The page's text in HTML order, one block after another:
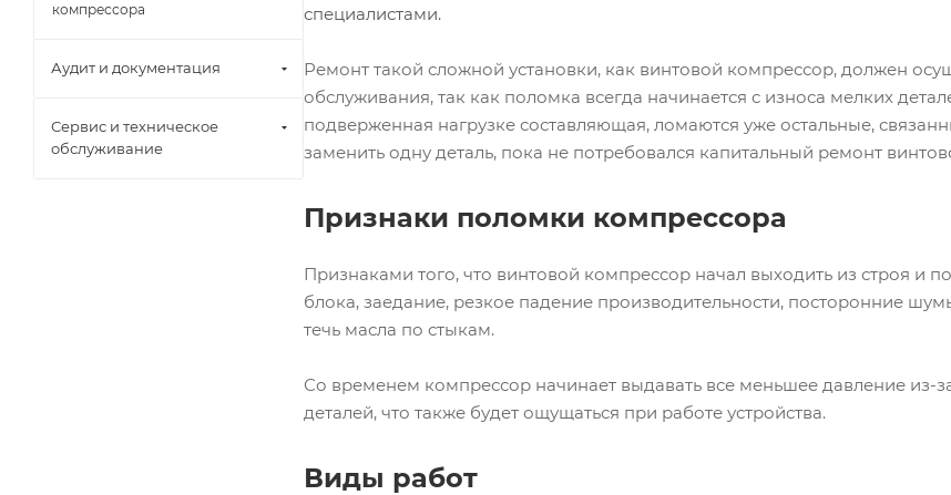
специалистами.
Ремонт такой сложной установки, как винтовой компрессор, должен
обслуживания, так как поломка всегда начинается с износа мелких
подверженная нагрузке составляющая, ломаются уже остальные,
заменить одну деталь, пока не потребовался капитальный ремонт
Признаки поломки компрессора
Признаками того, что винтовой компрессор начал выходить из строя и
блока, заедание, резкое падение производительности, посторонние
течь масла по стыкам.
Со временем компрессор начинает выдавать все меньшее давление
деталей, что также будет ощущаться при работе устройства.
Виды работ
компрессора
Аудит и документация
Сервис и техническое
обслуживание